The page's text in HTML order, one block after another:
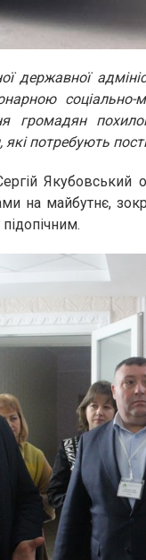
державної
громадян
які потребують
на майбутнє,